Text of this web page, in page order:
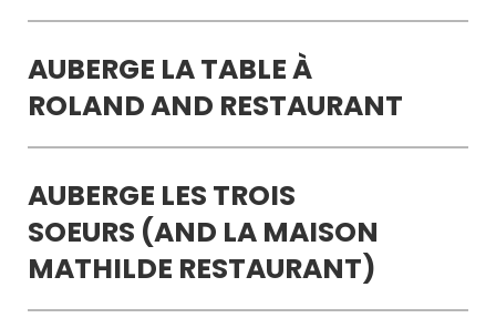
AUBERGE LA TABLE À
ROLAND AND RESTAURANT
AUBERGE LES TROIS
SOEURS (AND LA MAISON
MATHILDE RESTAURANT)